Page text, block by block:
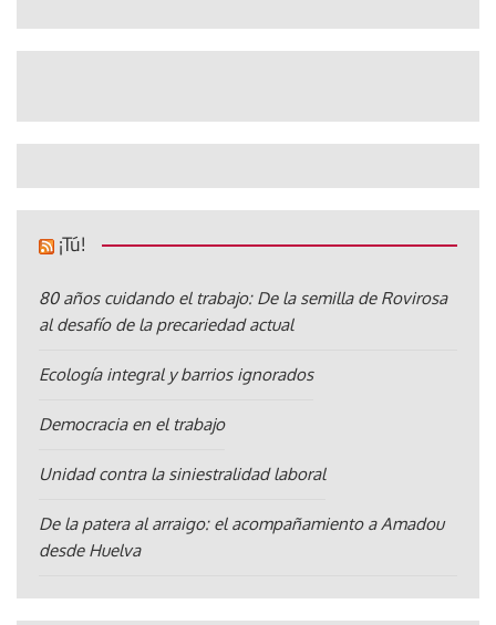
¡Tú!
80 años cuidando el trabajo: De la semilla de Rovirosa
al desafío de la precariedad actual
Ecología integral y barrios ignorados
Democracia en el trabajo
Unidad contra la siniestralidad laboral
De la patera al arraigo: el acompañamiento a Amadou
desde Huelva